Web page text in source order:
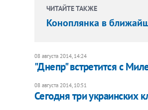
ЧИТАЙТЕ ТАКЖЕ
Коноплянка в
08 августа 2014, 14:24
"Днепр" встретится с
08 августа 2014, 10:51
Сегодня три украинских